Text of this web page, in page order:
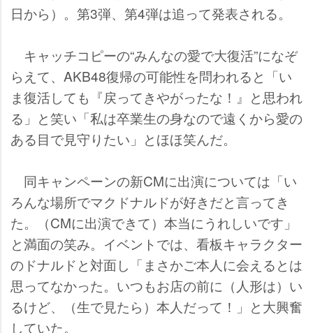
日から）。第3弾、第4弾は追って発表される。
キャッチコピーの“みんなの愛で大復活”になぞ
らえて、AKB48復帰の可能性を問われると「い
ま復活しても『戻ってきやがったな！』と思われ
る」と笑い「私は卒業生の身なので遠くから愛の
ある目で見守りたい」とほほ笑んだ。
同キャンペーンの新CMに出演については「い
ろんな場所でマクドナルドが好きだと言ってき
た。（CMに出演できて）本当にうれしいです」
と満面の笑み。イベントでは、看板キャラクター
のドナルドと対面し「まさかご本人に会えるとは
思ってなかった。いつもお店の前に（人形は）い
るけど、（生で見たら）本人だって！」と大興奮
していた。